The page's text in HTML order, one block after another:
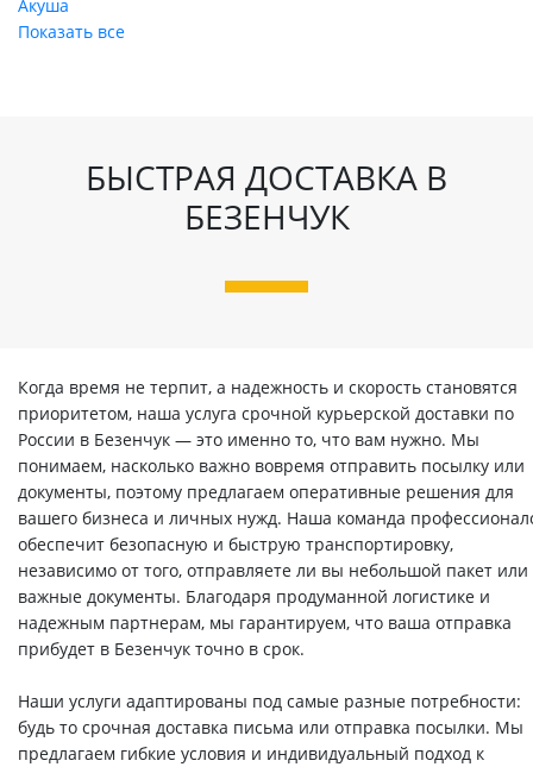
Акуша
Показать все
БЫСТРАЯ ДОСТАВКА В
БЕЗЕНЧУК
Когда время не терпит, а надежность и скорость становятся
приоритетом, наша услуга срочной курьерской доставки по
России в Безенчук — это именно то, что вам нужно. Мы
понимаем, насколько важно вовремя отправить посылку или
документы, поэтому предлагаем оперативные решения для
вашего бизнеса и личных нужд. Наша команда
обеспечит безопасную и быструю транспортировку,
независимо от того, отправляете ли вы небольшой пакет или
важные документы. Благодаря продуманной логистике и
надежным партнерам, мы гарантируем, что ваша отправка
прибудет в Безенчук точно в срок.
Наши услуги адаптированы под самые разные потребности:
будь то срочная доставка письма или отправка посылки. Мы
предлагаем гибкие условия и индивидуальный подход к